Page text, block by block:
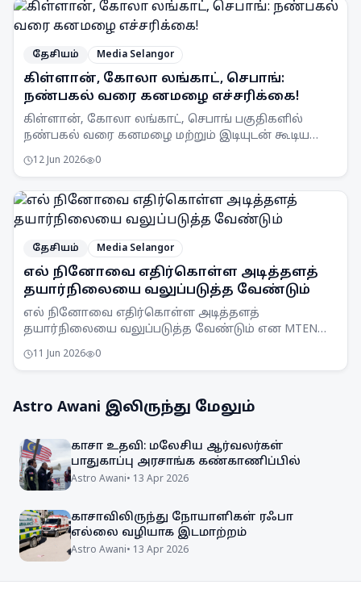
தேசியம் Media Selangor
கிள்ளான், கோலா லங்காட், செபாங்:
நண்பகல் வரை கனமழை எச்சரிக்கை!
கிள்ளான், கோலா லங்காட், செபாங் பகுதிகளில்
நண்பகல் வரை கனமழை மற்றும் இடியுடன் கூடிய
எச்சரிக்கை விடுத்துள்ளது.
12 Jun 2026 0
தேசியம் Media Selangor
எல் நினோவை எதிர்கொள்ள அடித்தளத்
தயார்நிலையை வலுப்படுத்த வேண்டும்
எல் நினோவை எதிர்கொள்ள அடித்தளத்
தயார்நிலையை வலுப்படுத்த வேண்டும் என MTEN
விழிப்புணர்வு அதிகரிக்கப்படும்.
11 Jun 2026 0
Astro Awani இலிருந்து மேலும்
காசா உதவி: மலேசிய ஆர்வலர்கள்
பாதுகாப்பு அரசாங்க கண்காணிப்பில்
Astro Awani• 13 Apr 2026
காசாவிலிருந்து நோயாளிகள் ரஃபா
எல்லை வழியாக இடமாற்றம்
Astro Awani• 13 Apr 2026